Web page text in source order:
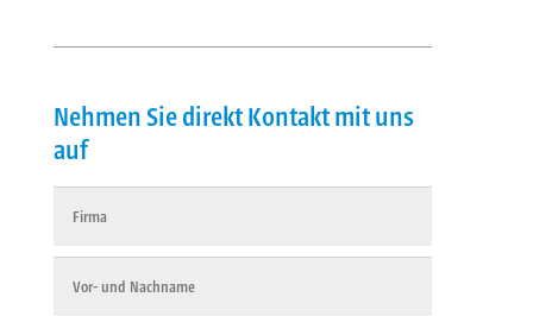
Nehmen Sie direkt Kontakt mit uns
auf